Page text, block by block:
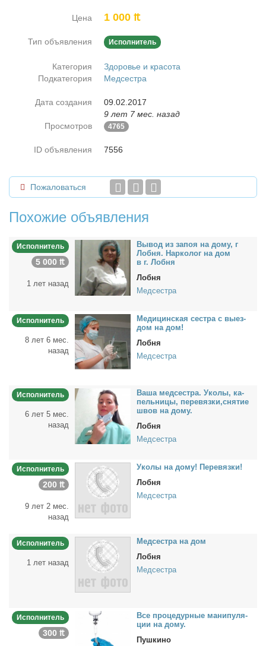
Цена 1 000 ₶
Тип объявления Исполнитель
Категория
Здоровье и красота
Подкатегория
Медсестра
Дата создания
09.02.2017
9 лет 7 мес. назад
Просмотров
4765
ID объявления 7556
Пожаловаться
Похожие объявления
Исполнитель
5 000 ₶
1 лет назад
Вы­вод из за­поя на до­му, г
Лоб­ня. Нар­ко­лог на дом
в г. Лоб­ня
Лобня
Медсестра
Исполнитель
8 лет 6 мес.
назад
Ме­ди­цин­ская сест­ра с вы­ез­
дом на дом!
Лобня
Медсестра
Исполнитель
6 лет 5 мес.
назад
Ва­ша мед­сест­ра. Уко­лы, ка­
пель­ни­цы, пе­ре­вяз­ки,сня­тие
швов на до­му.
Лобня
Медсестра
Исполнитель
200 ₶
9 лет 2 мес.
назад
Уко­лы на до­му! Пе­ре­вяз­ки!
Лобня
Медсестра
Исполнитель
1 лет назад
Мед­сест­ра на дом
Лобня
Медсестра
Исполнитель
300 ₶
Все про­це­дур­ные ма­ни­пу­ля­
ции на до­му.
Пушкино